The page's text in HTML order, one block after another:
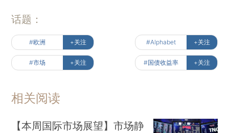
话题：
#欧洲 +关注 #Alphabet +关注
#市场 +关注 #国债收益率 +关注
相关阅读
【本周国际市场展望】市场静